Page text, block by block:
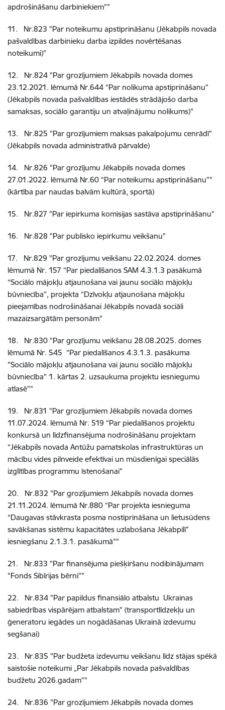
apdrošināšanu darbiniekiem""
11. Nr.823 "Par noteikumu apstiprināšanu (Jēkabpils novada
pašvaldības darbinieku darba izpildes novērtēšanas
noteikumi)"
12. Nr.824 "Par grozījumiem Jēkabpils novada domes
23.12.2021. lēmumā Nr.644 “Par nolikuma apstiprināšanu”
(Jēkabpils novada pašvaldības iestādēs strādājošo darba
samaksas, sociālo garantiju un atvaļinājumu nolikums)"
13. Nr.825 "Par grozījumiem maksas pakalpojumu cenrādī"
(Jēkabpils novada administratīvā pārvalde)
14. Nr.826 "Par grozījumu Jēkabpils novada domes
27.01.2022. lēmumā Nr.60 “Par noteikumu apstiprināšanu”"
(kārtība par naudas balvām kultūrā, sportā)
15. Nr.827 "Par iepirkuma komisijas sastāva apstiprināšanu"
16. Nr.828 "Par publisko iepirkumu veikšanu"
17. Nr.829 "Par grozījumu veikšanu 22.02.2024. domes
lēmumā Nr. 157 “Par piedalīšanos SAM 4.3.1.3 pasākumā
“Sociālo mājokļu atjaunošana vai jaunu sociālo mājokļu
būvniecība”, projekta “Dzīvokļu atjaunošana mājokļu
pieejamības nodrošināšanai Jēkabpils novadā sociāli
mazaizsargātām personām"
18. Nr.830 "Par grozījumu veikšanu 28.08.2025. domes
lēmumā Nr. 545 “Par piedalīšanos 4.3.1.3. pasākuma
"Sociālo mājokļu atjaunošana vai jaunu sociālo mājokļu
būvniecība" 1. kārtas 2. uzsaukuma projektu iesniegumu
atlasē”"
19. Nr.831 "Par grozījumiem Jēkabpils novada domes
11.07.2024. lēmumā Nr. 519 “Par piedalīšanos projektu
konkursā un līdzfinansējuma nodrošināšanu projektam
“Jēkabpils novada Antūžu pamatskolas infrastruktūras un
mācību vides pilnveide efektīvai un mūsdienīgai speciālās
izglītības programmu īstenošanai"
20. Nr.832 "Par grozījumiem Jēkabpils novada domes
21.11.2024. lēmumā Nr.880 “Par projekta iesnieguma
“Daugavas stāvkrasta posma nostiprināšana un lietusūdens
savākšanas sistēmu kapacitātes uzlabošana Jēkabpilī”
iesniegšanu 2.1.3.1. pasākumā""
21. Nr.833 "Par finansējuma piešķiršanu nodibinājumam
"Fonds Sibīrijas bērni""
22. Nr.834 "Par papildus finansiālo atbalstu Ukrainas
sabiedrības vispārējam atbalstam" (transportlīdzekļu un
ģeneratoru iegādes un nogādāšanas Ukrainā izdevumu
segšanai)
23. Nr.835 "Par budžeta izdevumu veikšanu līdz stājas spēkā
saistošie noteikumi „Par Jēkabpils novada pašvaldības
budžetu 2026.gadam”"
24. Nr.836 "Par grozījumiem Jēkabpils novada domes